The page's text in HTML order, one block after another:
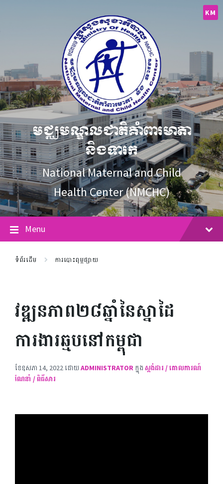
KM
មជ្ឈមណ្ឌលជាតិគាំពារមាតា
និងទារក
National Maternal and Child
Health Center (NMCHC)
Menu
ទំព័រដើម ការបោះពុម្ពផ្សាយ
វឌ្ឍនភាព២៨ឆ្នាំនៃស្នាដៃ
ការងារឆ្មបនៅកម្ពុជា
ខែ​ឧសភា 14, 2022ដោយADMINISTRATOR ក្នុង ស្តង់ដារ / គោលការណ៍
ណែនាំ / ពិធីសារ